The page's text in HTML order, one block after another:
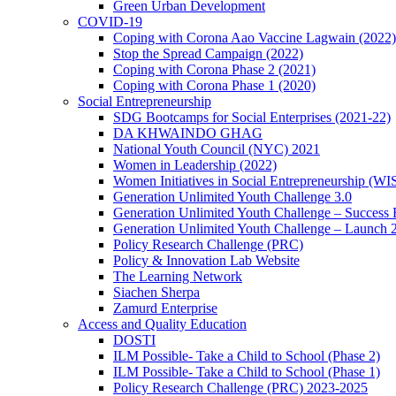
Green Urban Development
COVID-19
Coping with Corona Aao Vaccine Lagwain (2022)
Stop the Spread Campaign (2022)
Coping with Corona Phase 2 (2021)
Coping with Corona Phase 1 (2020)
Social Entrepreneurship
SDG Bootcamps for Social Enterprises (2021-22)
DA KHWAINDO GHAG
National Youth Council (NYC) 2021
Women in Leadership (2022)
Women Initiatives in Social Entrepreneurship
Generation Unlimited Youth Challenge 3.0
Generation Unlimited Youth Challenge – Success
Generation Unlimited Youth Challenge – Launch
Policy Research Challenge (PRC)
Policy & Innovation Lab Website
The Learning Network
Siachen Sherpa
Zamurd Enterprise
Access and Quality Education
DOSTI
ILM Possible- Take a Child to School (Phase 2)
ILM Possible- Take a Child to School (Phase 1)
Policy Research Challenge (PRC) 2023-2025